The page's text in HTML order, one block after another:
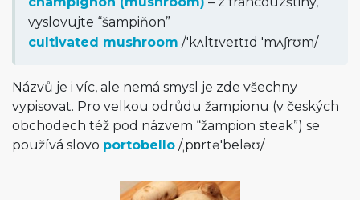
vyslovujte “šampiňon”
cultivated mushroom /'kʌltɪveɪtɪd 'mʌʃrʊm/
Názvů je i víc, ale nemá smysl je zde všechny
vypisovat. Pro velkou odrůdu žampionu (v českých
obchodech též pod názvem “žampion steak”) se
používá slovo portobello /ˌpɒrtə'beləʊ/.